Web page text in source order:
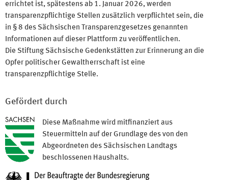
errichtet ist, spätestens ab 1. Januar 2026, werden
transparenzpflichtige Stellen zusätzlich verpflichtet sein, die
in § 8 des Sächsischen Transparenzgesetzes genannten
Informationen auf dieser Plattform zu veröffentlichen.
Die Stiftung Sächsische Gedenkstätten zur Erinnerung an die
Opfer politischer Gewaltherrschaft ist eine
transparenzpflichtige Stelle.
Gefördert durch
Diese Maßnahme wird mitfinanziert aus
Steuermitteln auf der Grundlage des von den
Abgeordneten des Sächsischen Landtags
beschlossenen Haushalts.